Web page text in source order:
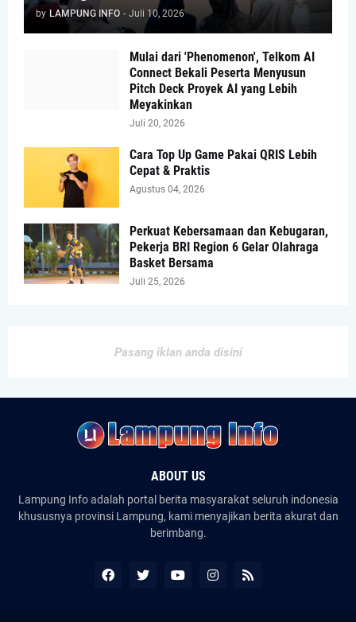
by LAMPUNG INFO - Juli 10, 2026
Mulai dari 'Phenomenon', Telkom AI
Connect Bekali Peserta Menyusun
Pitch Deck Proyek AI yang Lebih
Meyakinkan
Juli 20, 2026
Cara Top Up Game Pakai QRIS Lebih
Cepat & Praktis
Agustus 04, 2026
Perkuat Kebersamaan dan Kebugaran,
Pekerja BRI Region 6 Gelar Olahraga
Basket Bersama
Juli 25, 2026
Pasang iklan anda disini
ABOUT US
Lampung Info adalah portal berita masyarakat seluruh indonesia
khususnya provinsi Lampung, kami menyajikan berita akurat dan
berimbang.